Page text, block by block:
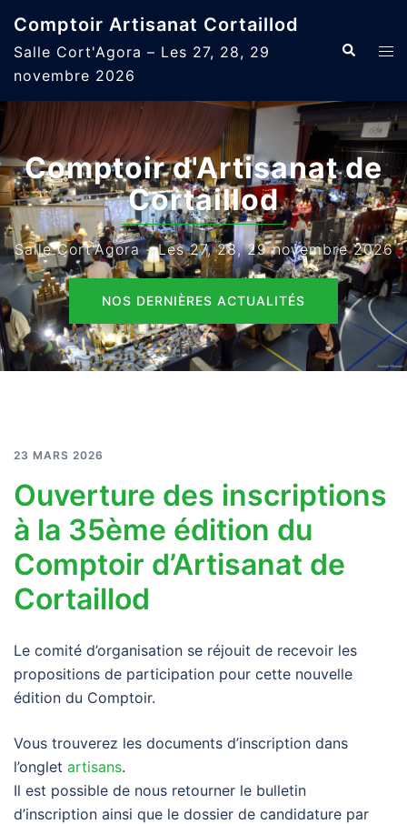
contenu
Comptoir Artisanat Cortaillod
Salle Cort'Agora – Les 27, 28, 29
novembre 2026
Comptoir d'Artisanat de
Cortaillod
Salle Cort'Agora - Les 27, 28, 29 novembre 2026
NOS DERNIÈRES ACTUALITÉS
23 MARS 2026
Ouverture des inscriptions
à la 35ème édition du
Comptoir d’Artisanat de
Cortaillod
Le comité d’organisation se réjouit de recevoir les
propositions de participation pour cette nouvelle
édition du Comptoir.
Vous trouverez les documents d’inscription dans
l’onglet artisans.
Il est possible de nous retourner le bulletin
d’inscription ainsi que le dossier de candidature par